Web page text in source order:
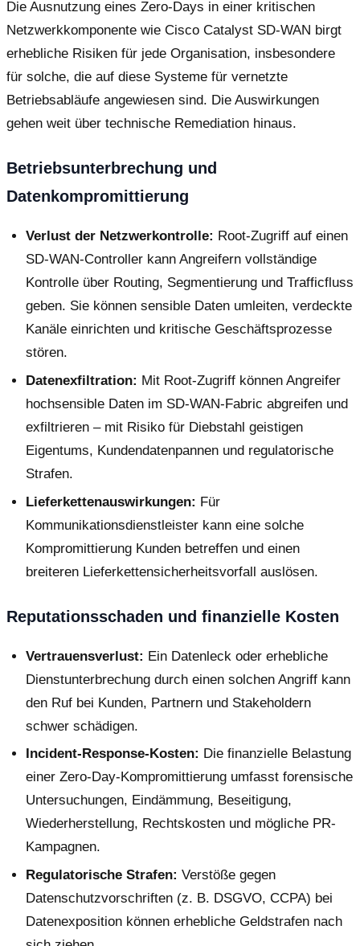
Die Ausnutzung eines Zero-Days in einer kritischen
Netzwerkkomponente wie Cisco Catalyst SD-WAN birgt
erhebliche Risiken für jede Organisation, insbesondere
für solche, die auf diese Systeme für vernetzte
Betriebsabläufe angewiesen sind. Die Auswirkungen
gehen weit über technische Remediation hinaus.
Betriebsunterbrechung und
Datenkompromittierung
Verlust der Netzwerkontrolle: Root-Zugriff auf einen
SD-WAN-Controller kann Angreifern vollständige
Kontrolle über Routing, Segmentierung und Trafficfluss
geben. Sie können sensible Daten umleiten, verdeckte
Kanäle einrichten und kritische Geschäftsprozesse
stören.
Datenexfiltration: Mit Root-Zugriff können Angreifer
hochsensible Daten im SD-WAN-Fabric abgreifen und
exfiltrieren – mit Risiko für Diebstahl geistigen
Eigentums, Kundendatenpannen und regulatorische
Strafen.
Lieferkettenauswirkungen: Für
Kommunikationsdienstleister kann eine solche
Kompromittierung Kunden betreffen und einen
breiteren Lieferkettensicherheitsvorfall auslösen.
Reputationsschaden und finanzielle Kosten
Vertrauensverlust: Ein Datenleck oder erhebliche
Dienstunterbrechung durch einen solchen Angriff kann
den Ruf bei Kunden, Partnern und Stakeholdern
schwer schädigen.
Incident-Response-Kosten: Die finanzielle Belastung
einer Zero-Day-Kompromittierung umfasst forensische
Untersuchungen, Eindämmung, Beseitigung,
Wiederherstellung, Rechtskosten und mögliche PR-
Kampagnen.
Regulatorische Strafen: Verstöße gegen
Datenschutzvorschriften (z. B. DSGVO, CCPA) bei
Datenexposition können erhebliche Geldstrafen nach